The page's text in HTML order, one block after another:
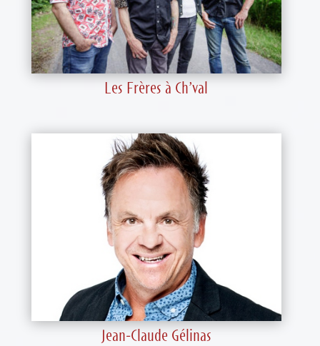
Les Frères à Ch’val
Jean-Claude Gélinas